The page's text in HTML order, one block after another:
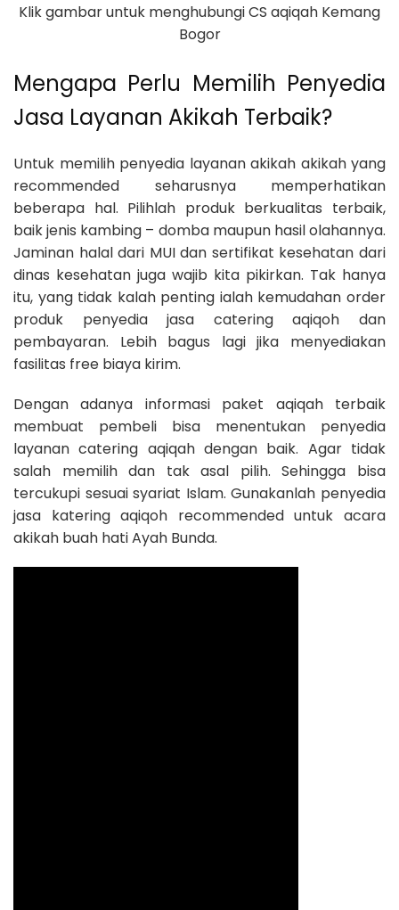
Klik gambar untuk menghubungi CS aqiqah Kemang
Bogor
Mengapa Perlu Memilih Penyedia
Jasa Layanan Akikah Terbaik?
Untuk memilih penyedia layanan akikah akikah yang
recommended seharusnya memperhatikan
beberapa hal. Pilihlah produk berkualitas terbaik,
baik jenis kambing – domba maupun hasil olahannya.
Jaminan halal dari MUI dan sertifikat kesehatan dari
dinas kesehatan juga wajib kita pikirkan. Tak hanya
itu, yang tidak kalah penting ialah kemudahan order
produk penyedia jasa catering aqiqoh dan
pembayaran. Lebih bagus lagi jika menyediakan
fasilitas free biaya kirim.
Dengan adanya informasi paket aqiqah terbaik
membuat pembeli bisa menentukan penyedia
layanan catering aqiqah dengan baik. Agar tidak
salah memilih dan tak asal pilih. Sehingga bisa
tercukupi sesuai syariat Islam. Gunakanlah penyedia
jasa katering aqiqoh recommended untuk acara
akikah buah hati Ayah Bunda.